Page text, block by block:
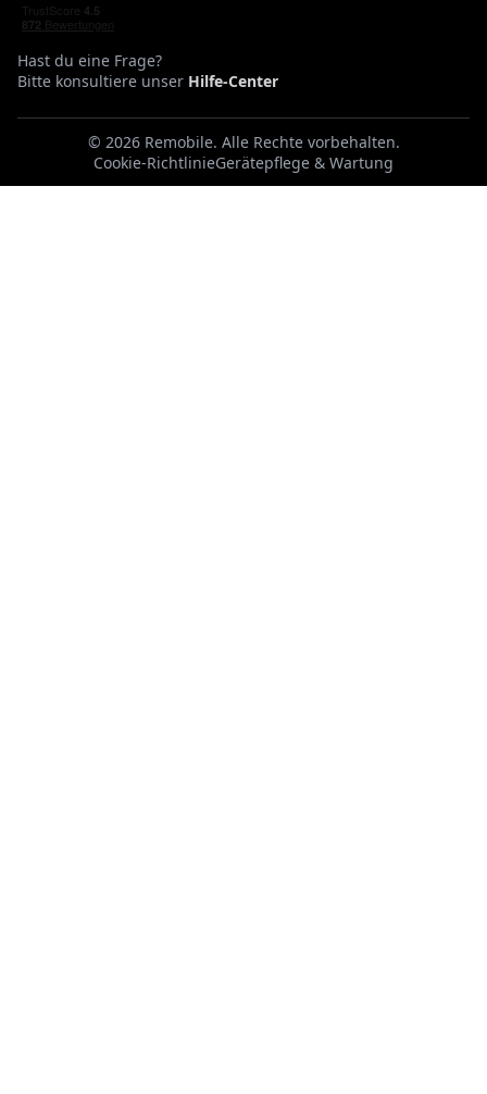
Hast du eine Frage?
Bitte konsultiere unser Hilfe-Center
© 2026 Remobile. Alle Rechte vorbehalten.
Cookie-RichtlinieGerätepflege & Wartung